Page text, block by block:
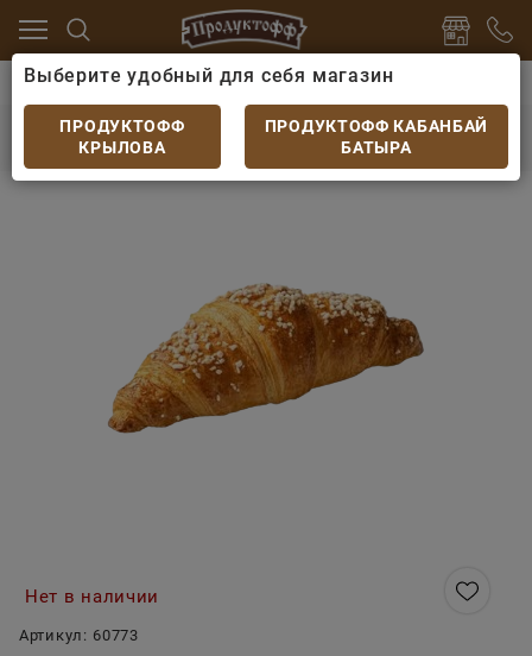
Выпечка и сдоба
Круассан французский
Круассан французский Sweet Premium с
миндальной начинкой 90гр
Нет в наличии
Артикул: 60773
Выберите удобный для себя магазин
ПРОДУКТОФФ
КРЫЛОВА
ПРОДУКТОФФ КАБАНБАЙ
БАТЫРА